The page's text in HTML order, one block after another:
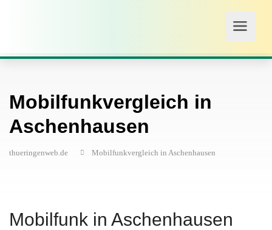
Mobilfunkvergleich in
Aschenhausen
thueringenweb.de Mobilfunkvergleich in Aschenhausen
Mobilfunk in Aschenhausen